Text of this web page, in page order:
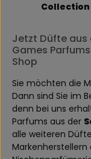
Collection
Jetzt Düfte aus
Games
Shop
Sie möchten die
Dann sind Sie im
denn bei uns
Parfums aus der
alle weiteren